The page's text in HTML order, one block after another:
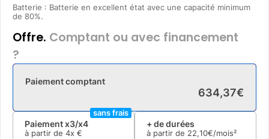
Batterie : Batterie en excellent état avec une capacité minimum
de 80%.
Offre. Comptant ou avec financement
?
Paiement comptant
634,37€
Paiement x3/x4
à partir de 4x €
sans frais
+ de durées
à partir de 22,10€/mois²